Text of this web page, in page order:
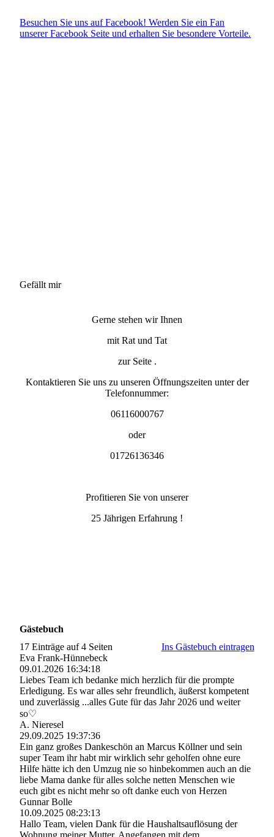
Besuchen Sie uns auf Facebook! Werden Sie ein Fan
unserer Facebook Seite und erhalten Sie besondere Vorteile.
Gefällt mir
Gerne stehen wir Ihnen
mit Rat und Tat
zur Seite .
Kontaktieren Sie uns zu unseren Öffnungszeiten unter der
Telefonnummer:
06116000767
oder
01726136346
Profitieren Sie von unserer
25 Jährigen Erfahrung !
Gästebuch
17 Einträge auf 4 Seiten
Ins Gästebuch eintragen
Eva Frank-Hünnebeck
09.01.2026 16:34:18
Liebes Team ich bedanke mich herzlich für die prompte
Erledigung. Es war alles sehr freundlich, äußerst kompetent
und zuverlässig ...alles Gute für das Jahr 2026 und weiter
so♡
A. Nieresel
29.09.2025 19:37:36
Ein ganz großes Dankeschön an Marcus Köllner und sein
super Team ihr habt mir wirklich sehr geholfen ohne eure
Hilfe hätte ich den Umzug nie so hinbekommen auch an die
liebe Mama danke für alles solche netten Menschen wie
euch gibt es nicht mehr so oft danke euch von Herzen
Gunnar Bolle
10.09.2025 08:23:13
Hallo Team, vielen Dank für die Haushaltsauflösung der